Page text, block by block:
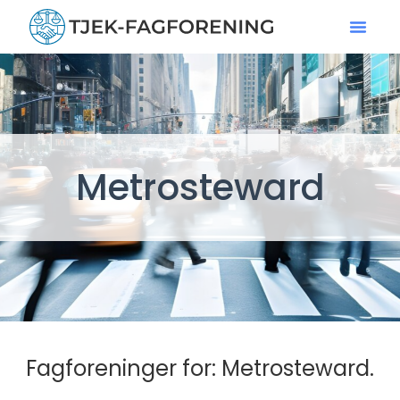
Metrosteward
Fagforeninger for: Metrosteward.